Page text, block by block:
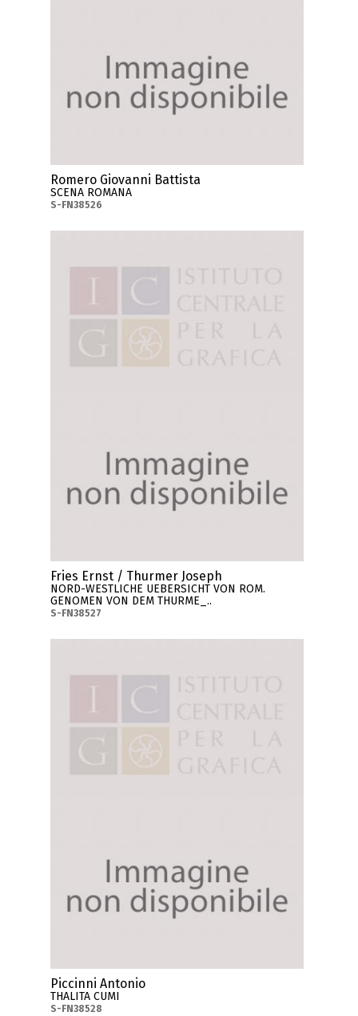
Romero Giovanni Battista
SCENA ROMANA
S-FN38526
Fries Ernst / Thurmer Joseph
NORD-WESTLICHE UEBERSICHT VON ROM.
GENOMEN VON DEM THURME_..
S-FN38527
Piccinni Antonio
THALITA CUMI
S-FN38528